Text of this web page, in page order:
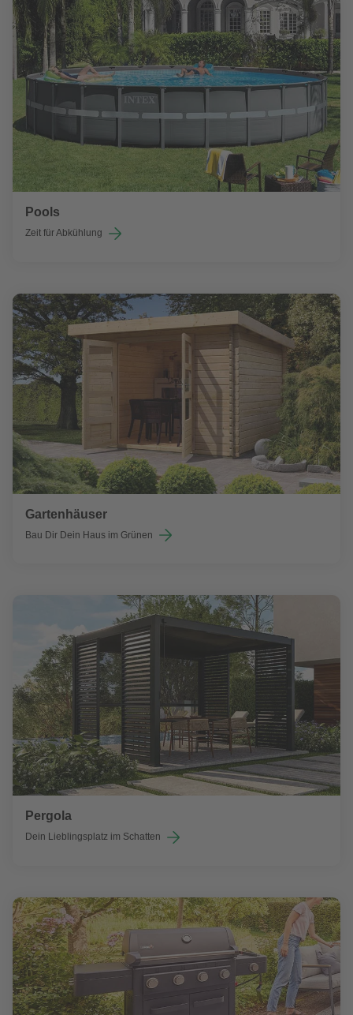
Pools
Zeit für Abkühlung
Gartenhäuser
Bau Dir Dein Haus im Grünen
Pergola
Dein Lieblingsplatz im Schatten